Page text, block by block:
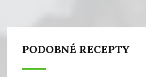
PODOBNÉ RECEPTY